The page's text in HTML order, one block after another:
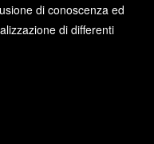
di conoscenza ed
di differenti